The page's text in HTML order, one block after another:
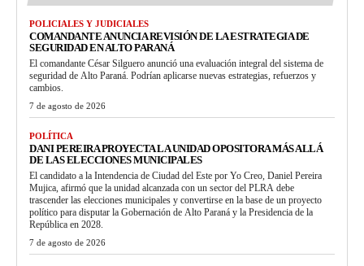
POLICIALES Y JUDICIALES
COMANDANTE ANUNCIA REVISIÓN DE LA ESTRATEGIA DE
SEGURIDAD EN ALTO PARANÁ
El comandante César Silguero anunció una evaluación integral del sistema de
seguridad de Alto Paraná. Podrían aplicarse nuevas estrategias, refuerzos y
cambios.
7 de agosto de 2026
POLÍTICA
DANI PEREIRA PROYECTA LA UNIDAD OPOSITORA MÁS ALLÁ
DE LAS ELECCIONES MUNICIPALES
El candidato a la Intendencia de Ciudad del Este por Yo Creo, Daniel Pereira
Mujica, afirmó que la unidad alcanzada con un sector del PLRA debe
trascender las elecciones municipales y convertirse en la base de un proyecto
político para disputar la Gobernación de Alto Paraná y la Presidencia de la
República en 2028.
7 de agosto de 2026